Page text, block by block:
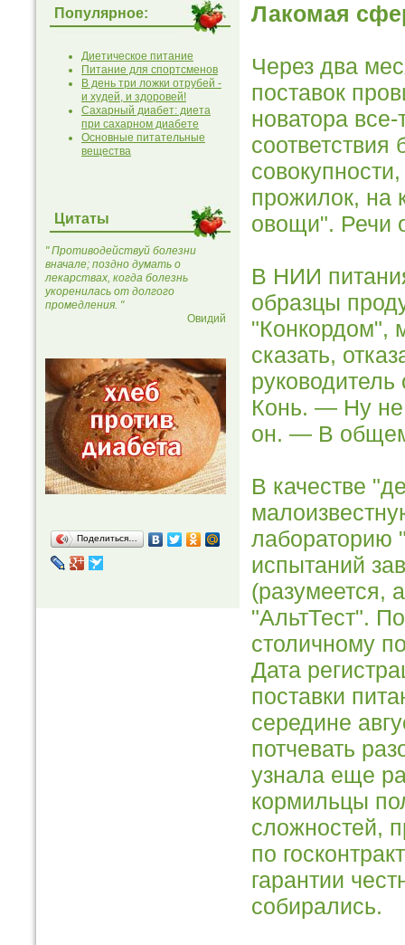
Популярное:
Диетическое питание
Питание для спортсменов
В день три ложки отрубей -
и худей, и здоровей!
Сахарный диабет: диета
при сахарном диабете
Основные питательные
вещества
Цитаты
" Противодействуй болезни
вначале; поздно думать о
лекарствах, когда болезнь
укоренилась от долгого
промедления. "
Овидий
Поделиться…
Лакомая
Через два
поставок
новатора
прожилок, на
овощи". Речи
В НИИ
образцы
"Конкордом",
сказать,
Конь. — Ну не
он. — В
В качестве
лабораторию
испытаний
(разумеется,
"АльтТест".
столичному
Дата
поставки
середине
потчевать
узнала еще
кормильцы
сложностей,
по
гарантии
собирались.